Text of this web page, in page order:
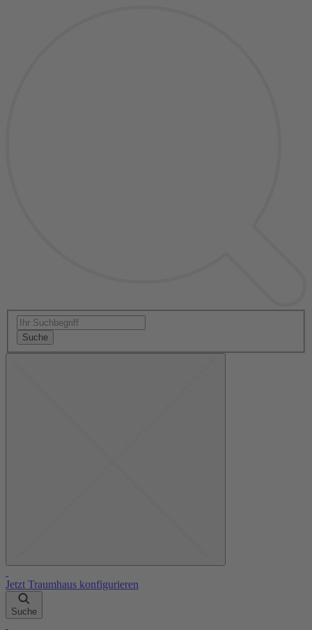
Suche
Jetzt Traumhaus konfigurieren
Suche